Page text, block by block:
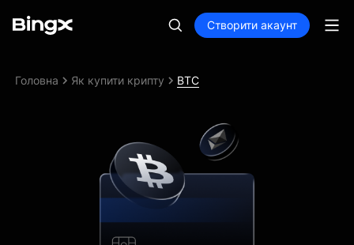
Створити акаунт
Головна Як купити крипту BTC